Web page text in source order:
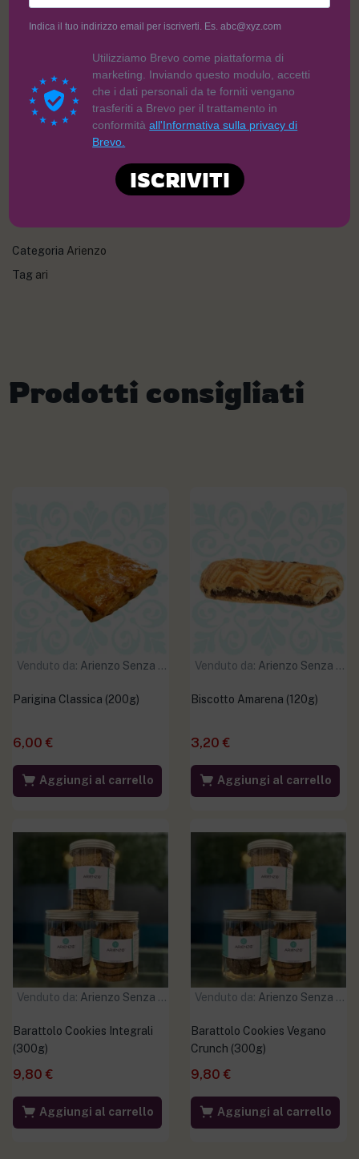
Indica il tuo indirizzo email per iscriverti. Es. abc@xyz.com
Utilizziamo Brevo come piattaforma di
marketing. Inviando questo modulo, accetti
che i dati personali da te forniti vengano
trasferiti a Brevo per il trattamento in
conformitàall'Informativa sulla privacy di
Brevo.
ISCRIVITI
€
AGGIUNGI AL CARRELLO
Categoria Arienzo
Tag ari
Prodotti consigliati
Venduto da: Arienzo Senza Glutine
Parigina Classica (200g)
6,00 €
Aggiungi al carrello
Venduto da: Arienzo Senza Glutine
Biscotto Amarena (120g)
3,20 €
Aggiungi al carrello
Venduto da: Arienzo Senza Glutine
Barattolo Cookies Integrali
(300g)
9,80 €
Aggiungi al carrello
Venduto da: Arienzo Senza Glutine
Barattolo Cookies Vegano
Crunch (300g)
9,80 €
Aggiungi al carrello